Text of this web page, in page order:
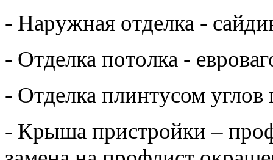
- Наружная отделка -
- Отделка потолка -
- Отделка плинтусом
- Крыша пристройки –